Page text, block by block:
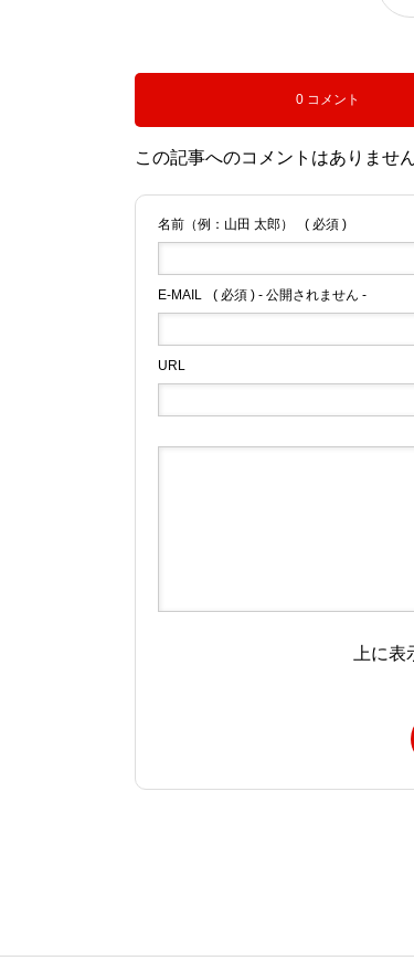
0 コメント
この記事へのコメントはありません
名前（例：山田 太郎） ( 必須 )
E-MAIL ( 必須 ) - 公開されません -
URL
上に
相談支援事業所